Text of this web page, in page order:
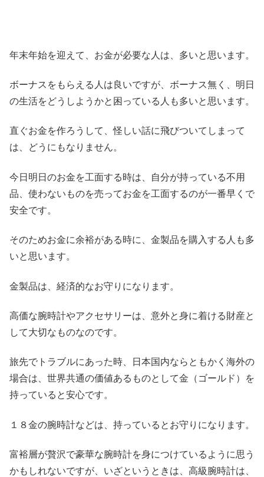
年末年始を迎えて、お金が必要な人は、多いと思います。
ボーナスをもらえる人は良いですが、ボーナス無く、明日
の生活をどうしようかと困っている人も多いと思います。
直ぐお金を作ろうして、怪しい話に飛びついてしまって
は、どうにもなりません。
今日明日のお金を工面する時は、自分が持っている不用
品、使わないものを売ってお金を工面するのが一番早くで
安全です。
そのためお金に余裕がある時に、金製品を購入する人も多
いと思います。
金製品は、経済的なお守りになります。
高価な腕時計やアクセサリーは、意外と身に着ける財産と
して大切なものなのです。
旅先でトラブルにあった時、日本国内ならともかく海外の
場合は、世界共通の価値あるものとして金（ゴールド）を
持っていると安心です。
１８金の腕時計などは、持っているとお守りになります。
富裕層が贅沢で豪華な腕時計を身につけているように思う
かもしれないですが、いざというときは、高級腕時計は、